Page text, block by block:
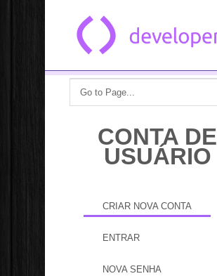
CONTA DE
USUÁRIO
Você está aqui
Abas primárias
CRIAR NOVA CONTA
ENTRAR
NOVA SENHA